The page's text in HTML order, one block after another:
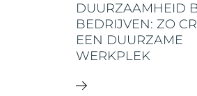
DUURZAAMHEID
BEDRIJVEN: ZO
EEN DUURZAME
WERKPLEK